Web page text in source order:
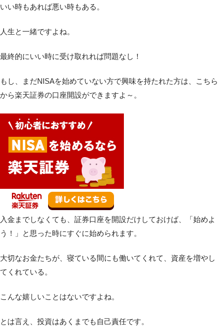
いい時もあれば悪い時もある。
人生と一緒ですよね。
最終的にいい時に受け取れれば問題なし！
もし、まだNISAを始めていない方で興味を持たれた方は、こちら
から楽天証券の口座開設ができますよ～。
入金までしなくても、証券口座を開設だけしておけば、「始めよ
う！」と思った時にすぐに始められます。
大切なお金たちが、寝ている間にも働いてくれて、資産を増やし
てくれている。
こんな嬉しいことはないですよね。
とは言え、投資はあくまでも自己責任です。